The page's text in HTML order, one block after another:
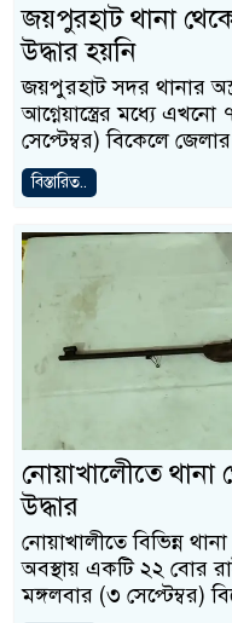
জয়পুরহাট থানা
উদ্ধার হয়নি
জয়পুরহাট সদর থানার
আগ্নেয়াস্ত্রের মধ্যে এখনো
সেপ্টেম্বর) বিকেলে জেলার
বিস্তারিত..
নোয়াখালীেতে
উদ্ধার
নোয়াখালীতে বিভিন্ন
অবস্থায় একটি ২২ বোর
মঙ্গলবার (৩ সেপ্টেম্বর)